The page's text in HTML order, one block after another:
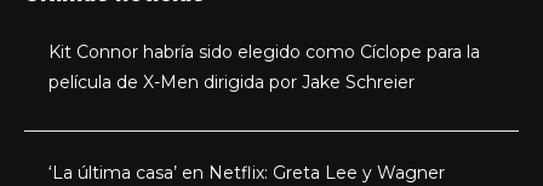
Kit Connor habría sido elegido como Cíclope para la
película de X-Men dirigida por Jake Schreier
‘La última casa’ en Netflix: Greta Lee y Wagner